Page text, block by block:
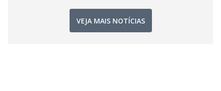
VEJA MAIS NOTÍCIAS